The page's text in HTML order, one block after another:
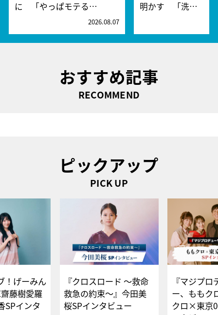
に 「やっぱモテる…
2026.08.07
明かす 「洗…
おすすめ記事
RECOMMEND
ピックアップ
PICK UP
！げーみん
藤樹愛羅
SPインタ
『クロスロード ～救命
救急の約束～』今田美
桜SPインタビュー
『マジプロ
ー、ももク
クロ×東京